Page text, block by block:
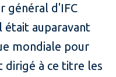
général d'IFC
était auparavant
mondiale pour
dirigé à ce titre les